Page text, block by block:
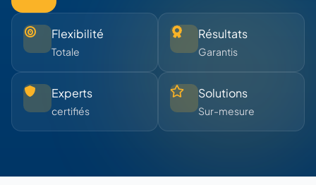
Flexibilité
Totale
Résultats
Garantis
Experts
certifiés
Solutions
Sur-mesure